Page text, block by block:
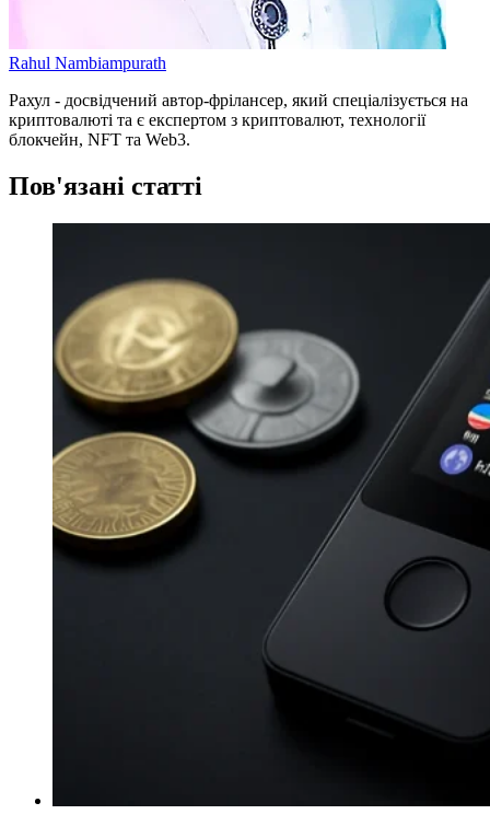
Rahul Nambiampurath
Рахул - досвідчений автор-фрілансер, який спеціалізується на
криптовалюті та є експертом з криптовалют, технології
блокчейн, NFT та Web3.
Пов'язані статті